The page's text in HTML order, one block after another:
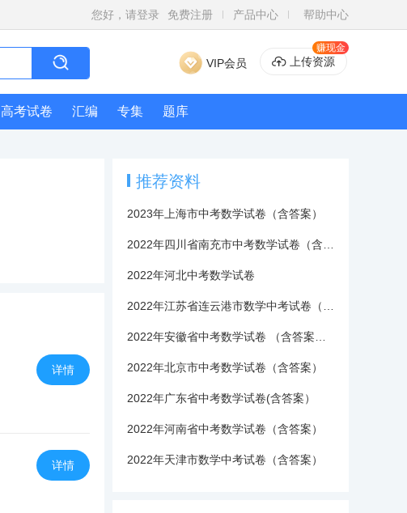
您好，请登录 免费注册 产品中心 帮助中心
VIP会员 上传资源
赚现金
高考试卷 汇编 专集 题库
详情
详情
推荐资料
2023年上海市中考数学试卷（含答案）
2022年河北中考数学试卷
2022年北京市中考数学试卷（含答案）
2022年广东省中考数学试卷(含答案）
2022年河南省中考数学试卷（含答案）
2022年天津市数学中考试卷（含答案）